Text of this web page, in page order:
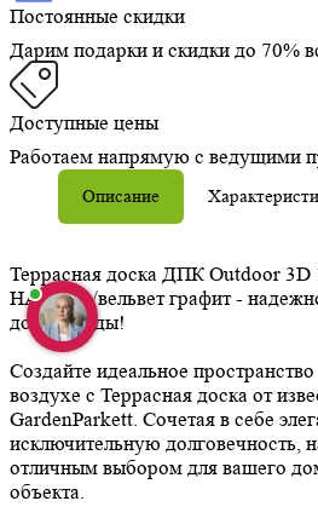
Постоянные скидки
Дарим подарки и скидки до 70%
Доступные цены
Работаем напрямую с ведущими
Описание
Террасная доска ДПК Outdoor
HAVANA/вельвет графит -
долгие годы!
Создайте идеальное
воздухе с Террасная доска от
GardenParkett. Сочетая в себе
исключительную долговечность,
отличным выбором для вашего
объекта.